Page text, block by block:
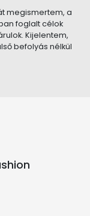
megismertem, a
foglalt célok
Kijelentem,
befolyás nélkül